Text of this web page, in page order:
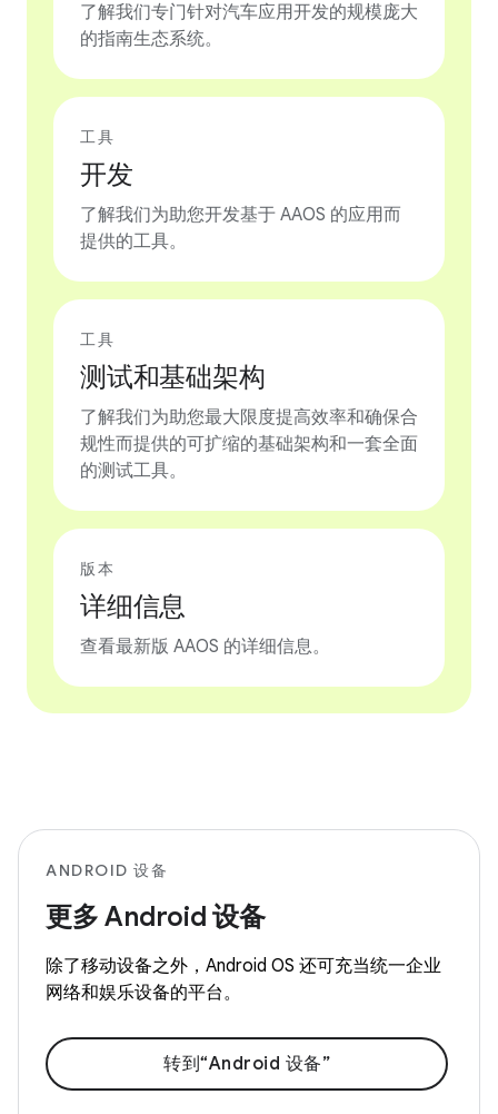
了解我们专门针对汽车应用开发的规模庞大
的指南生态系统。
工具
开发
了解我们为助您开发基于 AAOS 的应用而
提供的工具。
工具
测试和基础架构
了解我们为助您最大限度提高效率和确保合
规性而提供的可扩缩的基础架构和一套全面
的测试工具。
版本
详细信息
查看最新版 AAOS 的详细信息。
ANDROID 设备
更多 Android 设备
除了移动设备之外，Android OS 还可充当统一企业
网络和娱乐设备的平台。
转到“Android 设备”